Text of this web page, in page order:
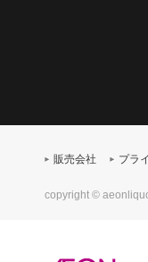
販売会社 プラ
copyright ©